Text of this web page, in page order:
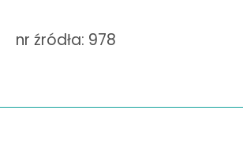
nr źródła: 978